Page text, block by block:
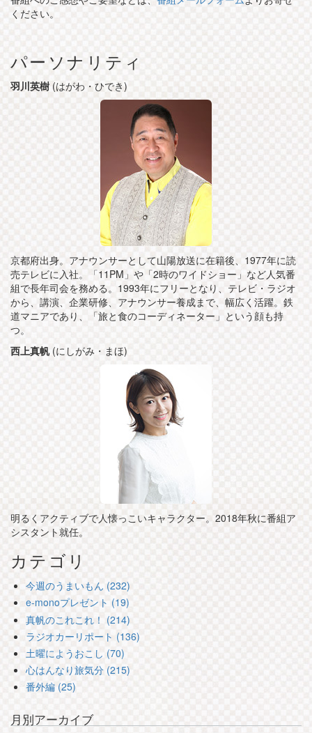
ください。
パーソナリティ
羽川英樹(はがわ・ひでき)
京都府出身。アナウンサーとして山陽放送に在籍後、1977年に読
売テレビに入社。「11PM」や「2時のワイドショー」など人気番
組で長年司会を務める。1993年にフリーとなり、テレビ・ラジオ
から、講演、企業研修、アナウンサー養成まで、幅広く活躍。鉄
道マニアであり、「旅と食のコーディネーター」という顔も持
つ。
西上真帆(にしがみ・まほ)
明るくアクティブで人懐っこいキャラクター。2018年秋に番組ア
シスタント就任。
カテゴリ
今週のうまいもん (232)
e-monoプレゼント (19)
真帆のこれこれ！ (214)
ラジオカーリポート (136)
土曜にようおこし (70)
心はんなり旅気分 (215)
番外編 (25)
月別アーカイブ